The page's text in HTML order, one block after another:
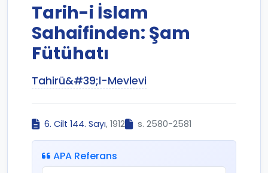
Tarih-i İslam
Sahaifinden: Şam
Fütühatı
Tahirü&#39;l-Mevlevi
6. Cilt 144. Sayı, 1912 s. 2580-2581
APA Referans